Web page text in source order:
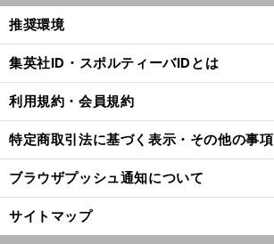
推奨環境
集英社ID・スポルティーバIDとは
利用規約・会員規約
特定商取引法に基づく表示・その他の事項
ブラウザプッシュ通知について
サイトマップ